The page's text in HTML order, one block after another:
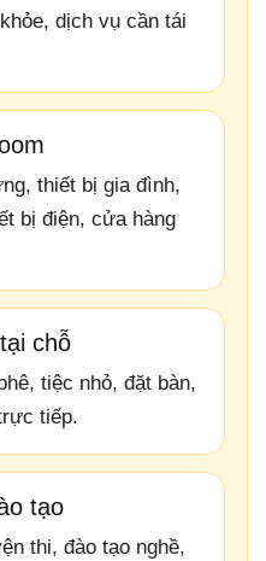
dịch vụ cần tái
thiết bị gia đình,
bị điện, cửa hàng
chỗ
tiệc nhỏ, đặt bàn,
tiếp.
tạo
thi, đào tạo nghề,